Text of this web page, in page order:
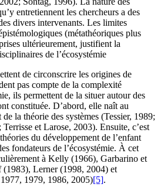
entretiennent les chercheurs a des
divers intervenants. Les limites
(métathéoriques plus
ultérieurement, justifient la
de l’écosystémie
de circonscrire les origines de
pas compte de la complexité
ils permettent de la situer autour des
constituée. D’abord, elle naît au
la théorie des systèmes (Tessier, 1989;
et Larose, 2003). Ensuite, c’est
du développement de l’enfant
fondateurs de l’écosystémie. À cet
à Kelly (1966), Garbarino et
(1983), Lerner (1998, 2004) et
1979, 1986, 2005)[5].